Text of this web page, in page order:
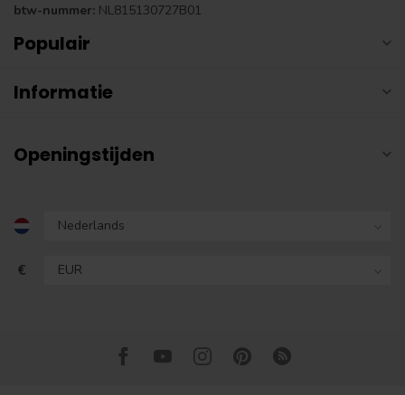
btw-nummer: NL815130727B01
Populair
Informatie
Openingstijden
€